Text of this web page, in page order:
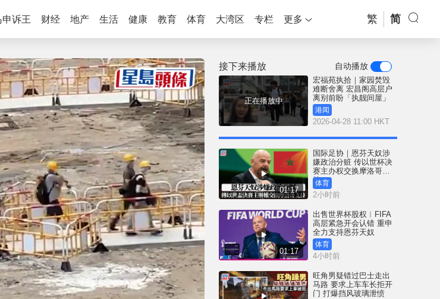
申诉王 财经 地产 生活 健康 教育 体育 大湾区 专栏 更多 繁 简
接下来播放 自动播放
正在播放中
宏福苑执拾｜家园焚毁
难断舍离 宏昌阁高层户
离别前盼「执靓间屋」
港闻
2026-04-28 11:00 HKT
01:17
国际足协｜恩芬天奴涉
嫌政治分赃 传以世杯决
赛主办权交换摩洛哥支
持
体育
2小时前
01:17
出售世界杯股权︱FIFA
高层紧急开会认错 重申
全力支持恩芬天奴
体育
4小时前
旺角男疑错过巴士走出
马路 要求上车车长拒开
门 打爆挡风玻璃泄愤